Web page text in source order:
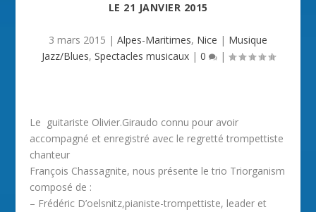
LE 21 JANVIER 2015
3 mars 2015 | Alpes-Maritimes, Nice | Musique
Jazz/Blues, Spectacles musicaux| 0 |
Le guitariste Olivier.Giraudo connu pour avoir
accompagné et enregistré avec le regretté trompettiste
chanteur
François Chassagnite, nous présente le trio Triorganism
composé de :
– Frédéric D’oelsnitz,pianiste-trompettiste, leader et